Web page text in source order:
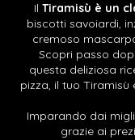
Il Tiramisù è un
biscotti savoiardi,
cremoso
Scopri passo
questa deliziosa
pizza, il tuo Tiramisù
Imparando dai
grazie ai